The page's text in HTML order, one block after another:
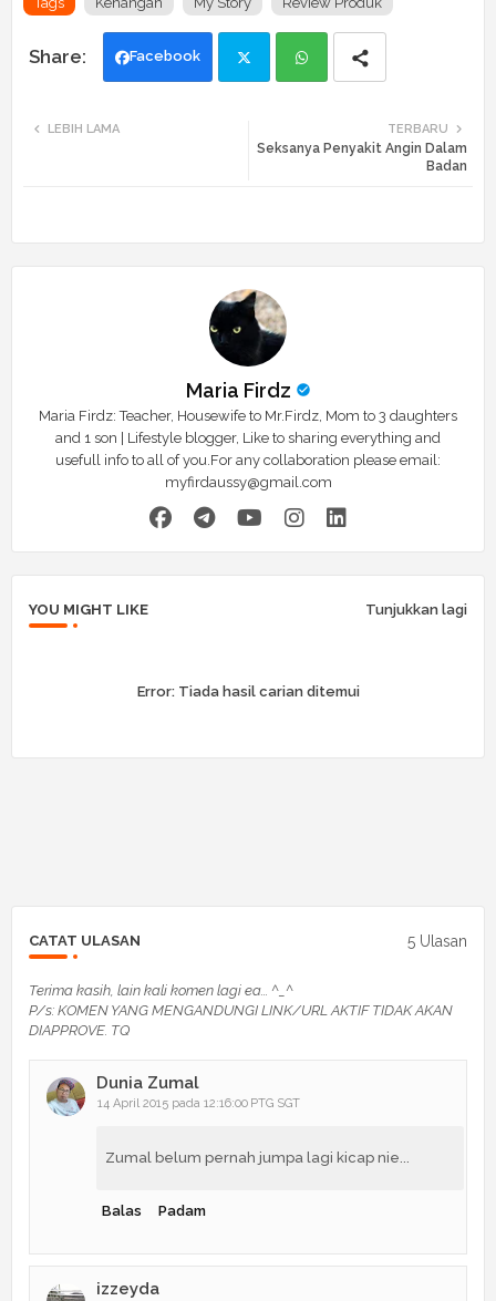
Facebook
ats
TERBARU
Seksanya Penyakit Angin Dalam
Badan
LEBIH LAMA
Maria Firdz
Maria Firdz: Teacher, Housewife to Mr.Firdz, Mom to 3 daughters
and 1 son | Lifestyle blogger, Like to sharing everything and
usefull info to all of you.For any collaboration please email:
myfirdaussy@gmail.com
YOU MIGHT LIKE Tunjukkan lagi
Error:Tiada hasil carian ditemui
CATAT ULASAN 5 Ulasan
Terima kasih, lain kali komen lagi ea... ^_^
P/s: KOMEN YANG MENGANDUNGI LINK/URL AKTIF TIDAK AKAN
DIAPPROVE. TQ
Dunia Zumal
14 April 2015 pada 12:16:00 PTG SGT
Zumal belum pernah jumpa lagi kicap nie...
Balas Padam
izzeyda